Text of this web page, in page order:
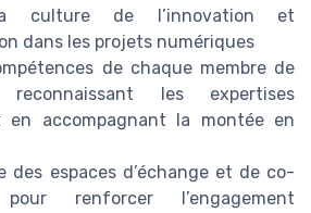
culture de l’innovation et
dans les projets numériques
de chaque membre de
reconnaissant les expertises
en accompagnant la montée en
des espaces d’échange et de co-
renforcer l’engagement